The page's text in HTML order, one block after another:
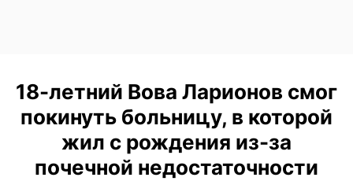
18-летний Вова Ларионов смог
покинуть больницу, в которой
жил с рождения из-за
почечной недостаточности